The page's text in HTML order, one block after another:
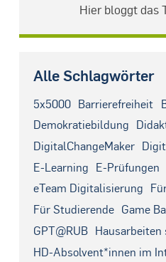
Hier bloggt das
Alle Schlagwörter
5x5000 Barrierefreiheit
Demokratiebildung
DigitalChangeMaker
E-Learning E-Prüfungen
eTeam Digitalisierung
Für Studierende Game
GPT@RUB Hausarbeiten
HD-Absolvent*innen im